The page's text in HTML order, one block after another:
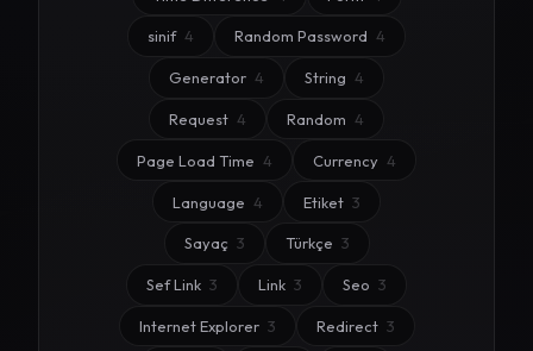
sinif 4 Random Password 4
Generator 4 String 4
Request 4 Random 4
Page Load Time 4 Currency 4
Language 4 Etiket 3
Sayaç 3 Türkçe 3
Sef Link 3 Link 3 Seo 3
Internet Explorer 3 Redirect 3